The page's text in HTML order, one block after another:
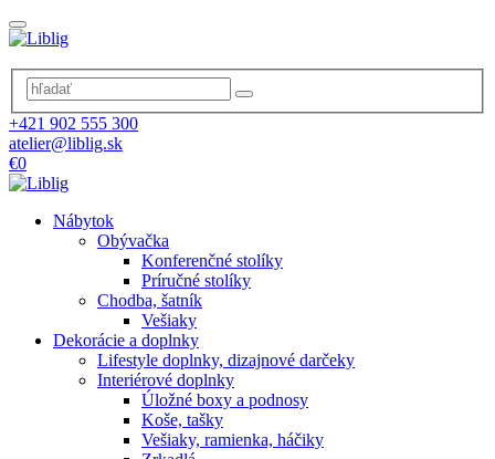
+421 902 555 300
atelier@liblig.sk
€0
Nábytok
Obývačka
Konferenčné stolíky
Príručné stolíky
Chodba, šatník
Vešiaky
Dekorácie a doplnky
Lifestyle doplnky, dizajnové darčeky
Interiérové doplnky
Úložné boxy a podnosy
Koše, tašky
Vešiaky, ramienka, háčiky